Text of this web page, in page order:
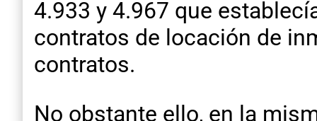
4.933 y 4.967 que
contratos de locación de
contratos.
No obstante ello, en la